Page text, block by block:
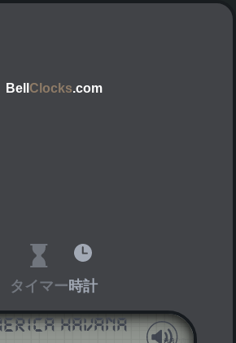
Bell Clocks.com
タイマー時計
Havana